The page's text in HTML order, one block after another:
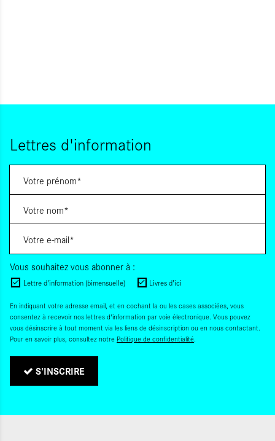
Lettres d'information
Vous souhaitez vous abonner à :
Lettre d'information (bimensuelle) Livres d'ici
En indiquant votre adresse email, et en cochant la ou les cases associées, vous
consentez à recevoir nos lettres d'information par voie électronique. Vous pouvez
vous désinscrire à tout moment via les liens de désinscription ou en nous contactant.
Pour en savoir plus, consultez notre Politique de confidentialité.
S'INSCRIRE